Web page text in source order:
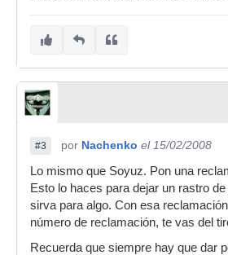
#3 por Nachenko el 15/02/2008
Lo mismo que Soyuz. Pon una
Esto lo haces para dejar un rastro
sirva para algo. Con esa
número de reclamación, te vas del
Recuerda que siempre hay que dar